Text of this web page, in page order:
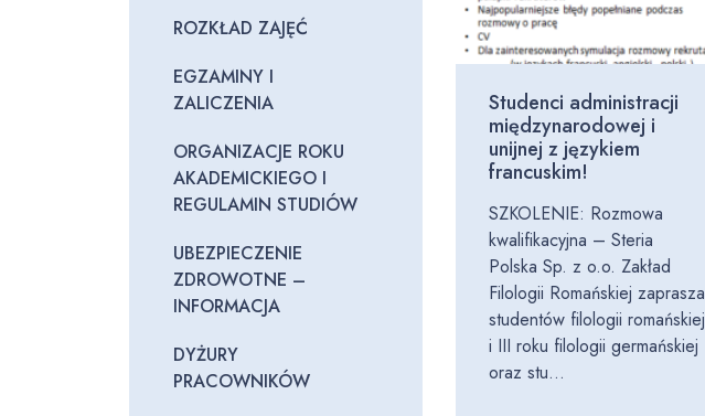
ROZKŁAD ZAJĘĆ
EGZAMINY I
ZALICZENIA
ORGANIZACJE ROKU
AKADEMICKIEGO I
REGULAMIN STUDIÓW
UBEZPIECZENIE
ZDROWOTNE –
INFORMACJA
DYŻURY
PRACOWNIKÓW
Studenci administracji
międzynarodowej i
unijnej z językiem
francuskim!
SZKOLENIE: Rozmowa
kwalifikacyjna – Steria
Polska Sp. z o.o. Zakład
Filologii Romańskiej zaprasza
studentów filologii romańskiej
i III roku filologii germańskiej
oraz stu...